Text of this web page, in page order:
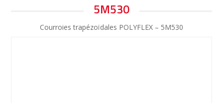
5M530
Courroies trapézoïdales POLYFLEX – 5M530